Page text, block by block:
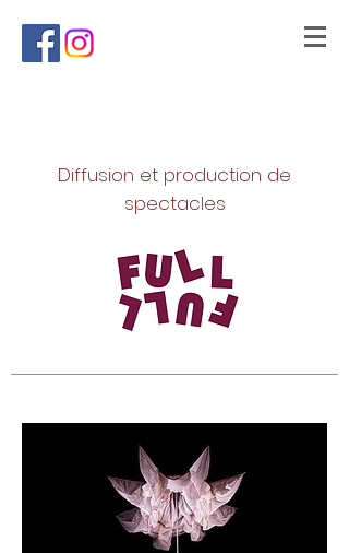
Diffusion et production de
spectacles